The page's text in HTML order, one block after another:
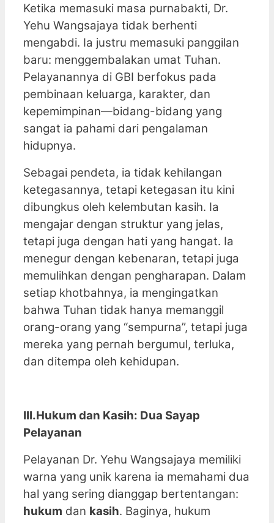
Ketika memasuki masa purnabakti, Dr.
Yehu Wangsajaya tidak berhenti
mengabdi. Ia justru memasuki panggilan
baru: menggembalakan umat Tuhan.
Pelayanannya di GBI berfokus pada
pembinaan keluarga, karakter, dan
kepemimpinan—bidang-bidang yang
sangat ia pahami dari pengalaman
hidupnya.
Sebagai pendeta, ia tidak kehilangan
ketegasannya, tetapi ketegasan itu kini
dibungkus oleh kelembutan kasih. Ia
mengajar dengan struktur yang jelas,
tetapi juga dengan hati yang hangat. Ia
menegur dengan kebenaran, tetapi juga
memulihkan dengan pengharapan. Dalam
setiap khotbahnya, ia mengingatkan
bahwa Tuhan tidak hanya memanggil
orang-orang yang “sempurna”, tetapi juga
mereka yang pernah bergumul, terluka,
dan ditempa oleh kehidupan.
III.Hukum dan Kasih: Dua Sayap
Pelayanan
Pelayanan Dr. Yehu Wangsajaya memiliki
warna yang unik karena ia memahami dua
hal yang sering dianggap bertentangan:
hukum dan kasih. Baginya, hukum